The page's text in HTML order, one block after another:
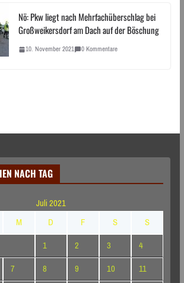
Nö: Pkw liegt nach Mehrfachüberschlag bei
Großweikersdorf am Dach auf der Böschung
10. November 2021 0 Kommentare
NACH TAG
Juli 2021
M D F S
S
1
2 3
4
7 8 9 10
11